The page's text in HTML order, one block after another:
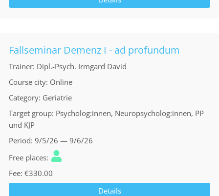
Fallseminar Demenz I - ad profundum
Trainer Dipl.-Psych. Irmgard David
Course city Online
Category Geriatrie
Target group Psycholog:innen, Neuropsycholog:innen, PP
und KJP
Period 9/5/26 — 9/6/26
Free places
Fee €330.00
Details